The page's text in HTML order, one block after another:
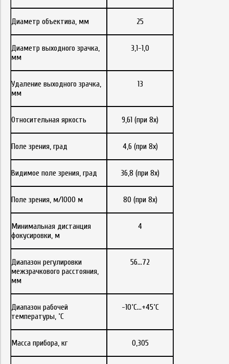
Диаметр объектива, мм 25
Диаметр выходного зрачка,
мм
3,1-1,0
Удаление выходного зрачка,
мм
13
Относительная яркость 9,61 (при 8х)
Поле зрения, град 4,6 (при 8х)
Видимое поле зрения, град 36,8 (при 8х)
Поле зрения, м/1000 м 80 (при 8х)
Минимальная дистанция
фокусировки, м
4
Диапазон регулировки
межзрачкового расстояния,
мм
56...72
Диапазон рабочей
температуры, ˚С
-10˚С…+45˚С
Масса прибора, кг 0,305